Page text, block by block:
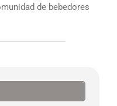
de bebedores